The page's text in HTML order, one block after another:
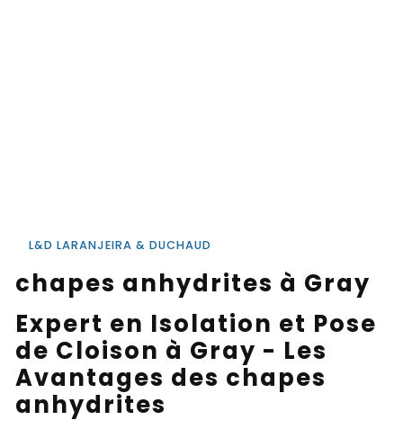
L&D LARANJEIRA & DUCHAUD
chapes anhydrites à Gray
Expert en Isolation et Pose
de Cloison à Gray - Les
Avantages des chapes
anhydrites